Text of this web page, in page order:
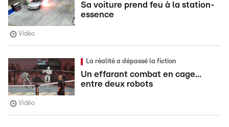
Sa voiture prend feu à la station-
essence
Vidéo
La réalité a dépassé la fiction
Un effarant combat en cage...
entre deux robots
Vidéo